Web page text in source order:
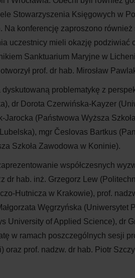
Stowarzyszenia Księgowych w
konferencję zaproszono również
uczestnicy mieli okazję podziwiać
Sanktuarium Maryjne w
prof. dr hab. Mirosław
problematykę z
dr Dorota Czerwińska-Kayzer
(Państwowa Wyższa
mgr Česlovas Bartkus
Szkoła Zawodowa w Koninie).
współczesnych
dr hab. inż. Grzegorz Lew
Hutnicza w Krakowie), prof.
Węgrzyńska (Uniwersytet
University of Applied Science), dr
w ramach poszczególnych sesji
oraz prof. nadzw. dr hab. Piotr